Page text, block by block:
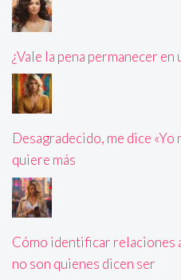
¿Vale la pena permanecer en
Desagradecido, me dice
quiere más
Cómo identificar relaciones
no son quienes dicen ser